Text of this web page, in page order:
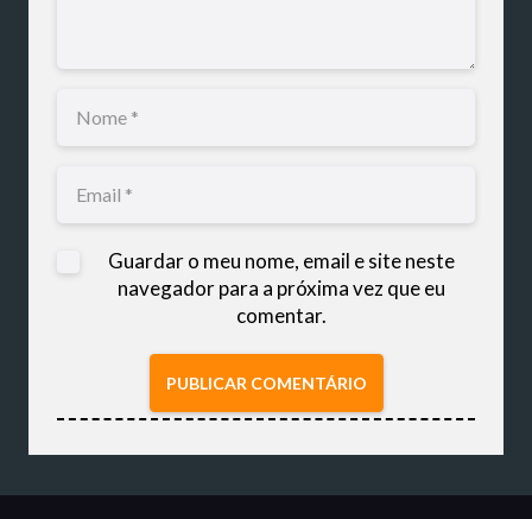
Guardar o meu nome, email e site neste
navegador para a próxima vez que eu
comentar.
PUBLICAR COMENTÁRIO